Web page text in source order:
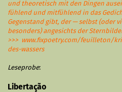
und theoretisch mit den Dingen
fühlend und mitfühlend in das
Gegenstand gibt, der — selbst (oder
besonders) angesichts der
>>> www.fixpoetry.com/feuilleton/
des-wassers
Leseprobe:
Libertação